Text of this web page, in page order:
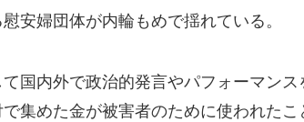
安婦団体が内輪もめで揺れている。
国内外で政治的発言やパフォーマンス
集めた金が被害者のために使われた